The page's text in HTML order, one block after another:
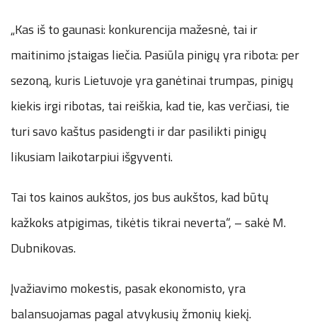
„Kas iš to gaunasi: konkurencija mažesnė, tai ir
maitinimo įstaigas liečia. Pasiūla pinigų yra ribota: per
sezoną, kuris Lietuvoje yra ganėtinai trumpas, pinigų
kiekis irgi ribotas, tai reiškia, kad tie, kas verčiasi, tie
turi savo kaštus pasidengti ir dar pasilikti pinigų
likusiam laikotarpiui išgyventi.
Tai tos kainos aukštos, jos bus aukštos, kad būtų
kažkoks atpigimas, tikėtis tikrai neverta“, – sakė M.
Dubnikovas.
Įvažiavimo mokestis, pasak ekonomisto, yra
balansuojamas pagal atvykusių žmonių kiekį.